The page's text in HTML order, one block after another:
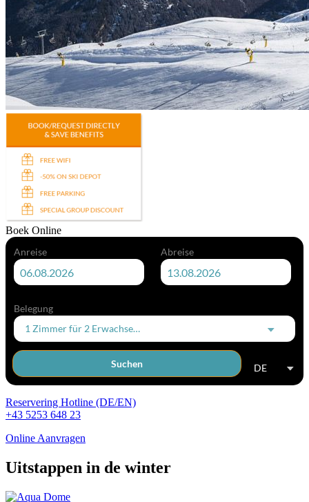
Boek Online
Anreise Abreise
Belegung
1 Zimmerfür 2 Erwachsene
Suchen DE
Reservering Hotline (DE/EN)
+43 5253 648 23
Online Aanvragen
Uitstappen in de winter